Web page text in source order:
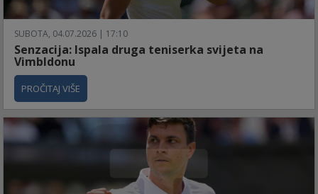
SUBOTA, 04.07.2026 | 17:10
Senzacija: Ispala druga teniserka svijeta na
Vimbldonu
PROČITAJ VIŠE